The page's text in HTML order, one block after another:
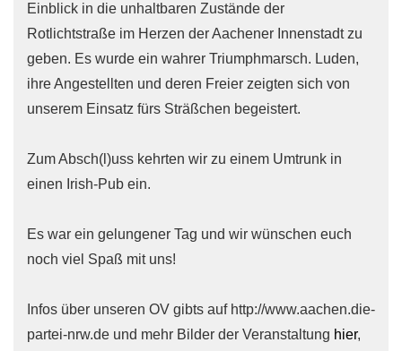
Einblick in die unhaltbaren Zustände der
Rotlichtstraße im Herzen der Aachener Innenstadt zu
geben. Es wurde ein wahrer Triumphmarsch. Luden,
ihre Angestellten und deren Freier zeigten sich von
unserem Einsatz fürs Sträßchen begeistert.
Zum Absch(l)uss kehrten wir zu einem Umtrunk in
einen Irish-Pub ein.
Es war ein gelungener Tag und wir wünschen euch
noch viel Spaß mit uns!
Infos über unseren OV gibts auf http://www.aachen.die-
partei-nrw.de und mehr Bilder der Veranstaltung hier,